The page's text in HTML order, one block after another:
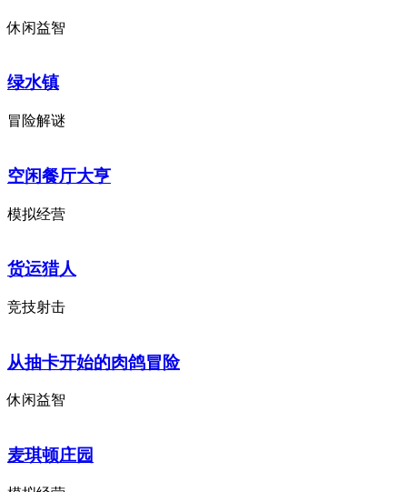
休闲益智
绿水镇
冒险解谜
空闲餐厅大亨
模拟经营
货运猎人
竞技射击
从抽卡开始的肉鸽冒险
休闲益智
麦琪顿庄园